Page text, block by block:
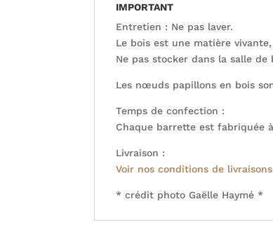
IMPORTANT
Entretien : Ne pas laver.
Le bois est une matière
Ne pas stocker dans la salle de
Les nœuds papillons en bois
Temps de confection :
Chaque barrette est fabriquée
Livraison :
Voir nos conditions de
* crédit photo Gaëlle Haymé *